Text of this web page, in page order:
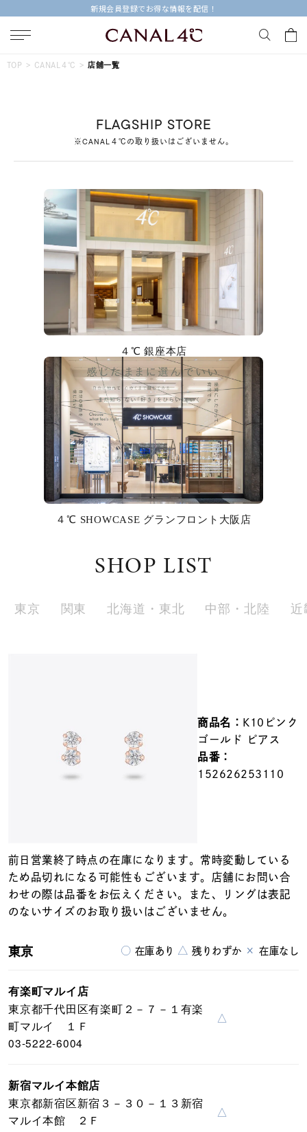
新規会員登録でお得な情報を配信！
#ハーフエタニティリング #エタニティ
#ダイヤモンド ネックレス #eギフト
すべてのジュエリー
ファッションテイスト
着用シーン
在庫ありのみ すべて表示
TOP CANAL４℃ 店舗一覧
FLAGSHIP STORE
※CANAL４℃の取り扱いはございません。
４℃ 銀座本店
４℃ SHOWCASE グランフロント大阪店
SHOP LIST
東京 関東 北海道・東北 中部・北陸 近
商品名： K10ピンク
ゴールド ピアス
品番：
152626253110
前日営業終了時点の在庫になります。常時変動している
ため品切れになる可能性もございます。店舗にお問い合
わせの際は品番をお伝えください。また、リングは表記
のないサイズのお取り扱いはございません。
○ 在庫あり △ 残りわずか × 在庫なし
東京
有楽町マルイ店
東京都千代田区有楽町２－７－１有楽
町マルイ １Ｆ
03-5222-6004
△
新宿マルイ本館店
東京都新宿区新宿３－３０－１３新宿
マルイ本館 ２Ｆ
△